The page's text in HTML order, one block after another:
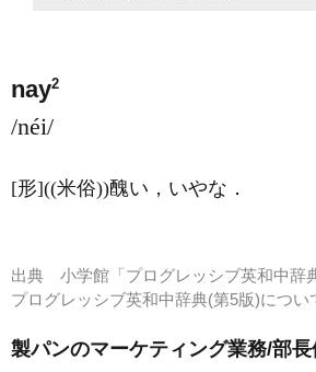
nay2
/néi/
[形]((米俗))醜い，いやな ．
出典 小学館「プログレッシブ英和中辞
プログレッシブ英和中辞典(第5版)につ
製パンのマーケティング業務/部長